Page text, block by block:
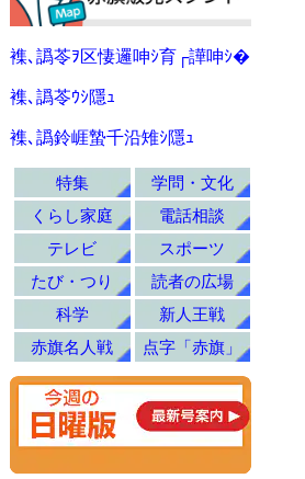
襍､譌苓ｦ区悽邏呻ｼ育┌譁呻ｼ�
襍､譌苓ｳｼ隱ｭ
襍､譌鈴崕蟄千沿雉ｼ隱ｭ
特集
学問・文化
くらし家庭
電話相談
テレビ
スポーツ
たび・つり
読者の広場
科学
新人王戦
赤旗名人戦
点字「赤旗」